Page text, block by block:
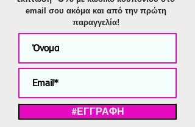
email σου ακόμα και από την πρώτη
παραγγελία!
#ΕΓΓΡΑΦΗ